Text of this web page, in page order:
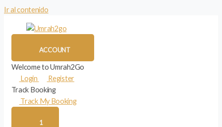
Ir al contenido
ACCOUNT
Welcome to Umrah2Go
Login
Register
Track Booking
Track My Booking
1